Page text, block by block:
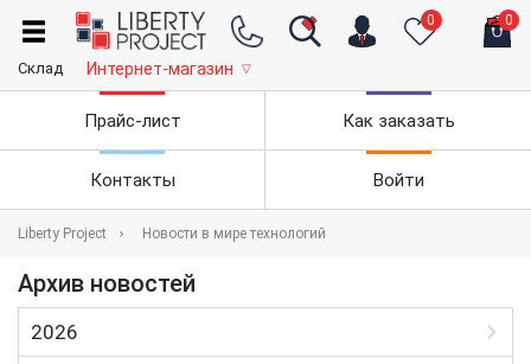
0 0
Склад Интернет-магазин ▽
Прайс-лист Как заказать
Контакты Войти
Liberty Project Новости в мире технологий
Архив новостей
2026